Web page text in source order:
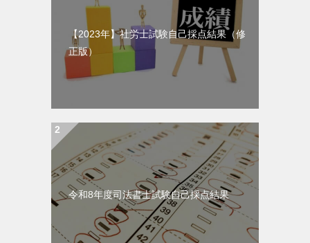
【2023年】社労士試験自己採点結果（修
正版）
令和8年度司法書士試験自己採点結果